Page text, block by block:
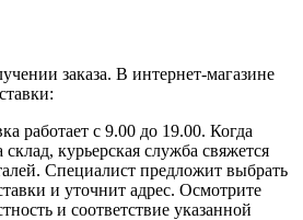
заказа. В интернет-магазине
работает с 9.00 до 19.00. Когда
курьерская служба свяжется
Специалист предложит выбрать
и уточнит адрес. Осмотрите
и соответствие указанной